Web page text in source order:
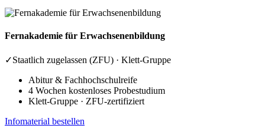
Fernakademie für Erwachsenenbildung
✓Staatlich zugelassen (ZFU) · Klett-Gruppe
Abitur & Fachhochschulreife
4 Wochen kostenloses Probestudium
Klett-Gruppe · ZFU-zertifiziert
Infomaterial bestellen